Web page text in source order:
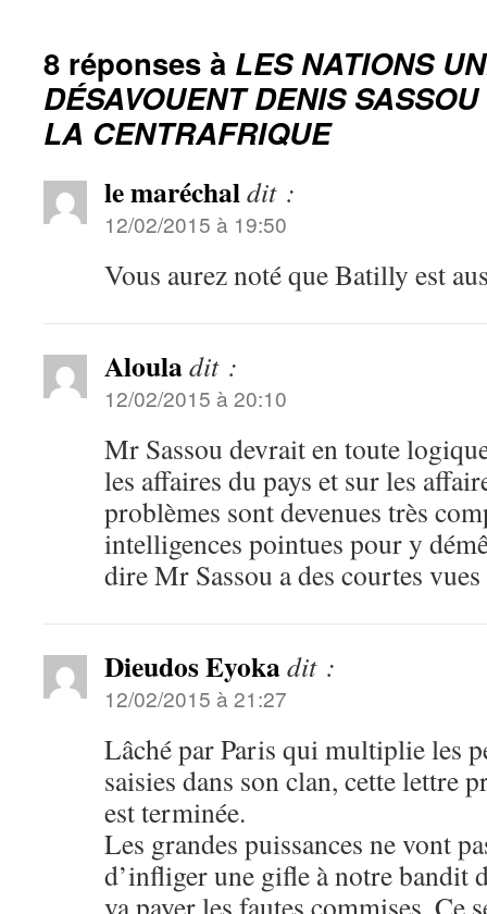
8 réponses à LES NATIONS
DÉSAVOUENT DENIS
LA CENTRAFRIQUE
le maréchaldit :
12/02/2015 à 19:50
Vous aurez noté que Batilly est
Alouladit :
12/02/2015 à 20:10
Mr Sassou devrait en toute
les affaires du pays et sur les
problèmes sont devenues très
intelligences pointues pour y
dire Mr Sassou a des courtes
Dieudos Eyokadit :
12/02/2015 à 21:27
Lâché par Paris qui multiplie les
saisies dans son clan, cette lettre
est terminée.
Les grandes puissances ne vont
d’infliger une gifle à notre bandit
va payer les fautes commises. Ce